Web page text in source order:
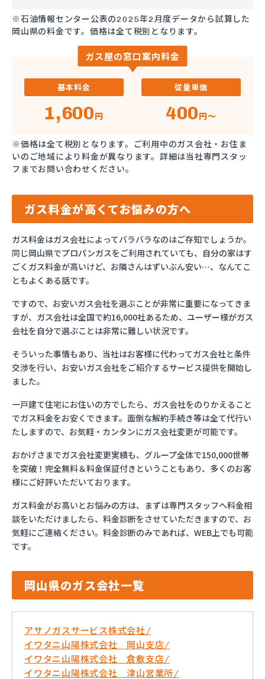
※石油情報センター公表の2025年2月度データから試算した
岡山県の料金です。価格は全て税別となります。
ガス屋の窓口案内料金
基本料金
1,600円
従量単価
400円～
※価格は全て税別となります。ご利用中のガス会社・お住ま
いのご地域により料金が異なります。詳細は当社専門スタッ
フまでお問い合わせください。
ガス料金が高くてお悩みの方へ
ガス料金はガス会社によってバラバラなのはご存知でしょうか。
同じ岡山県でプロパンガスをご利用されていても、自分の家はす
ごくガス料金が高いけど、お隣さんはずいぶん安い…、なんてこ
ともよくある話です。
ですので、お安いガス会社を選ぶことが非常に重要になってきま
すが、ガス会社は全国で約16,000社あるため、ユーザー様がガス
会社を自分で選ぶことは非常に難しい状況です。
そういった事情もあり、当社はお客様に代わってガス会社と条件
交渉を行い、お安いガス会社をご紹介するサービス提供を開始し
ました。
一戸建て住宅にお住いの方でしたら、ガス会社をのりかえること
でガス料金をお安くできます。面倒な解約手続き等は全て代行い
たしますので、お気軽・カンタンにガス会社変更が可能です。
おかげさまでガス会社変更実績も、グループ全体で150,000世帯
を突破！完全無料＆料金保証付きということもあり、多くのお客
様にご好評いただいております。
ガス料金がお高いとお悩みの方は、まずは専門スタッフへ料金相
談をいただけましたら、料金診断をさせていただきますので、お
気軽にご連絡ください。料金診断のみであれば、WEB上でも可能
です。
岡山県のガス会社一覧
アサノガスサービス株式会社/
イワタニ山陽株式会社 岡山支店/
イワタニ山陽株式会社 倉敷支店/
イワタニ山陽株式会社 津山営業所/